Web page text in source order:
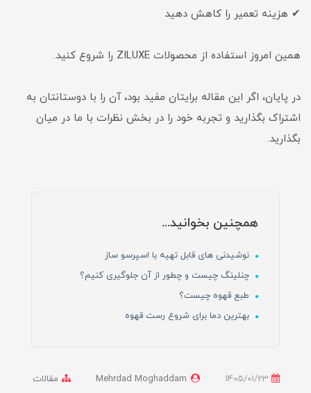
✔ هزینه تعمیر را کاهش دهید
همین امروز استفاده از محصولات ZILUXE را شروع کنید.
در پایان، اگر این مقاله برایتان مفید بود، آن را با دوستانتان به
اشتراک بگذارید و تجربه خود را در بخش نظرات با ما در میان
بگذارید.
همچنین بخوانید...
نوشیدنی های قابل تهیه با اسپرسو ساز
چنلینگ چیست و چطور از آن جلوگیری کنیم؟
طبع قهوه چیست؟
بهترین دما برای شروع رست قهوه
Mehrdad Moghaddam
مقالات